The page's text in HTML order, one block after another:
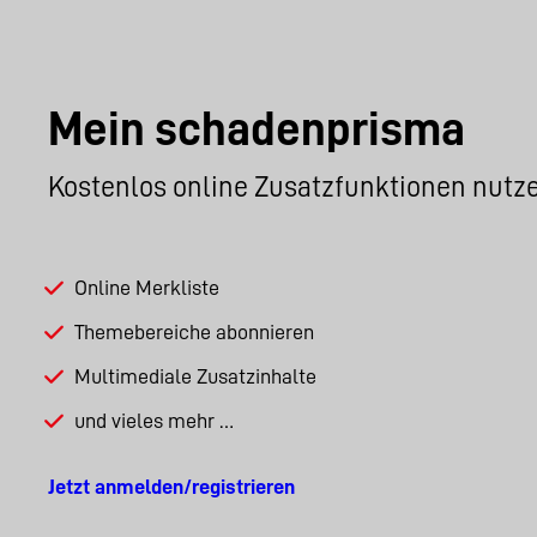
Mein schadenprisma
Kostenlos online Zusatzfunktionen
Online Merkliste
Themebereiche abonnieren
Multimediale Zusatzinhalte
und vieles mehr …
Jetzt anmelden/registrieren